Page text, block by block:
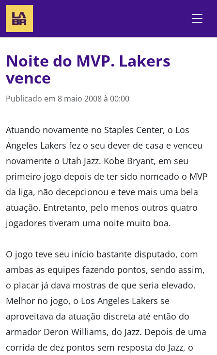
Noite do MVP. Lakers
vence
Publicado em 8 maio 2008 à 00:00
Atuando novamente no Staples Center, o Los
Angeles Lakers fez o seu dever de casa e venceu
novamente o Utah Jazz. Kobe Bryant, em seu
primeiro jogo depois de ter sido nomeado o MVP
da liga, não decepcionou e teve mais uma bela
atuação. Entretanto, pelo menos outros quatro
jogadores tiveram uma noite muito boa.
O jogo teve seu início bastante disputado, com
ambas as equipes fazendo pontos, sendo assim,
o placar já dava mostras de que seria elevado.
Melhor no jogo, o Los Angeles Lakers se
aproveitava da atuação discreta até então do
armador Deron Williams, do Jazz. Depois de uma
corrida de dez pontos sem resposta do Jazz, o